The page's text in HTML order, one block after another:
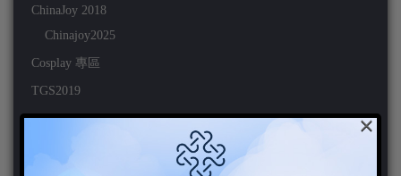
ChinaJoy 2018
Chinajoy2025
Cosplay 專區
TGS2019
VIPlayer ×